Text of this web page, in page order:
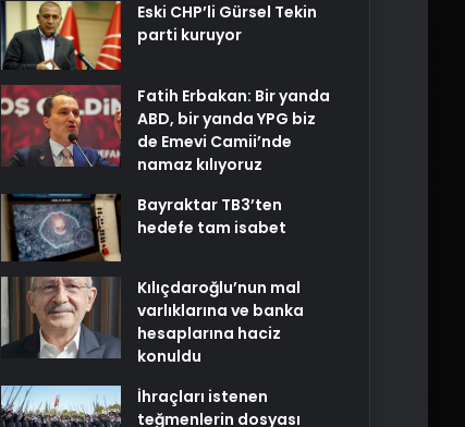
Eski CHP’li Gürsel Tekin
parti kuruyor
Fatih Erbakan: Bir yanda
ABD, bir yanda YPG biz
de Emevi Camii’nde
namaz kılıyoruz
Bayraktar TB3’ten
hedefe tam isabet
Kılıçdaroğlu’nun mal
varlıklarına ve banka
hesaplarına haciz
konuldu
İhraçları istenen
teğmenlerin dosyası